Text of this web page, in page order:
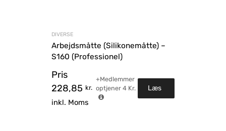
DIVERSE
Arbejdsmåtte (Silikonemåtte) –
S160 (Professionel)
Pris
228,85 kr.
inkl. Moms
+Medlemmer
optjener4 Kr. Læs